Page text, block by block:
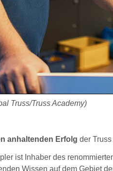
Truss/Truss Academy)
anhaltenden Erfolg der
ist Inhaber des
Wissen auf dem Gebiet